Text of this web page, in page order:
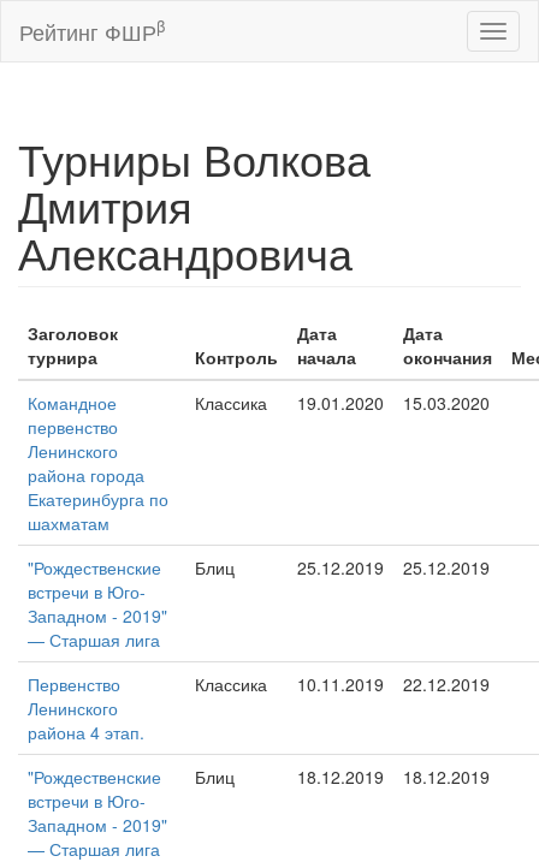
Рейтинг ФШРβ
Турниры Волкова
Дмитрия
Александровича
Заголовок
турнира
Контроль
Дата
начала
Дата
окончания
Командное
первенство
Ленинского
района города
Екатеринбурга по
шахматам
Классика 19.01.2020 15.03.2020
"Рождественские
встречи в Юго-
Западном - 2019"
— Старшая лига
Блиц 25.12.2019 25.12.2019
Первенство
Ленинского
района 4 этап.
Классика 10.11.2019 22.12.2019
"Рождественские
встречи в Юго-
Западном - 2019"
— Старшая лига
Блиц 18.12.2019 18.12.2019